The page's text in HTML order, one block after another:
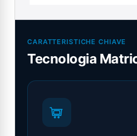
CARATTERISTICHE CHIAVE
Tecnologia